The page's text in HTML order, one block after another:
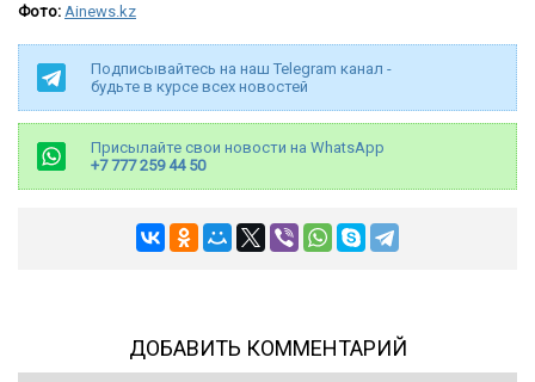
Фото: Ainews.kz
Подписывайтесь на наш Telegram канал -
будьте в курсе всех новостей
Присылайте свои новости на WhatsApp
+7 777 259 44 50
ДОБАВИТЬ КОММЕНТАРИЙ